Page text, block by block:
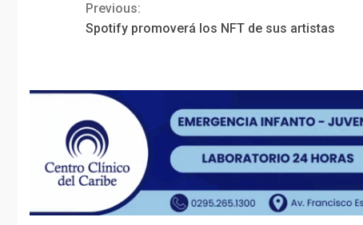
Continue
Previous:
Spotify promoverá los NFT de sus artistas